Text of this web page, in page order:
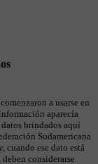
a usarse en
aparecía
brindados aquí
Sudamericana
cuando ese dato está
considerarse